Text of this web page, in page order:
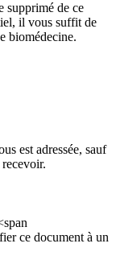
supprimé de ce
il vous suffit de
biomédecine.
est adressée, sauf
ce document à un